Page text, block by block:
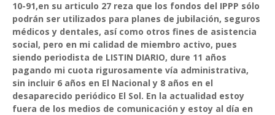
10-91,en su articulo 27 reza que los fondos del IPPP sólo
podrán ser utilizados para planes de jubilación, seguros
médicos y dentales, así como otros fines de asistencia
social, pero en mi calidad de miembro activo, pues
siendo periodista de LISTIN DIARIO, dure 11 años
pagando mi cuota rigurosamente vía administrativa,
sin incluir 6 años en El Nacional y 8 años en el
desaparecido periódico El Sol. En la actualidad estoy
fuera de los medios de comunicación y estoy al día en